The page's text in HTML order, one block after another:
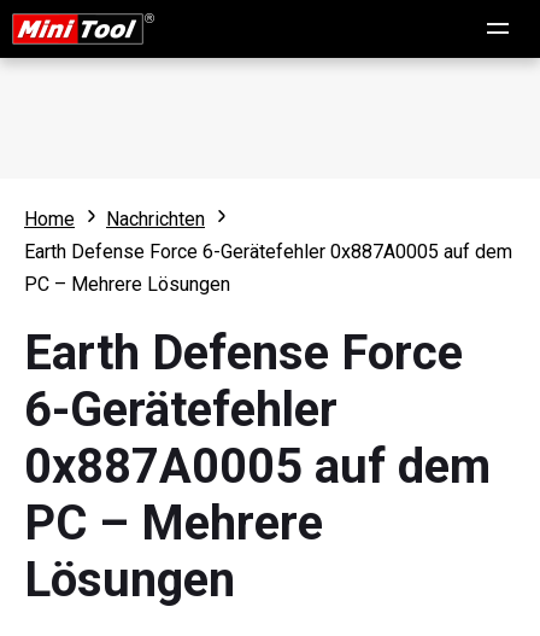
Home
Nachrichten
Earth Defense Force 6-Gerätefehler 0x887A0005 auf dem
PC – Mehrere Lösungen
Earth Defense Force
6-Gerätefehler
0x887A0005 auf dem
PC – Mehrere
Lösungen